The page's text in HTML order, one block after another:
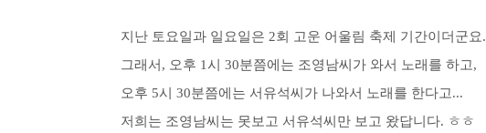
지난 토요일과 일요일은 2회 고운 어울림 축제 기간이더군요.
그래서, 오후 1시 30분쯤에는 조영남씨가 와서 노래를 하고,
오후 5시 30분쯤에는 서유석씨가 나와서 노래를 한다고...
저희는 조영남씨는 못보고 서유석씨만 보고 왔답니다. ㅎㅎ